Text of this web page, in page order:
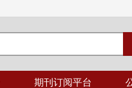
期刊订阅平台